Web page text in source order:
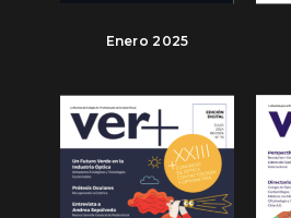
Enero 2025